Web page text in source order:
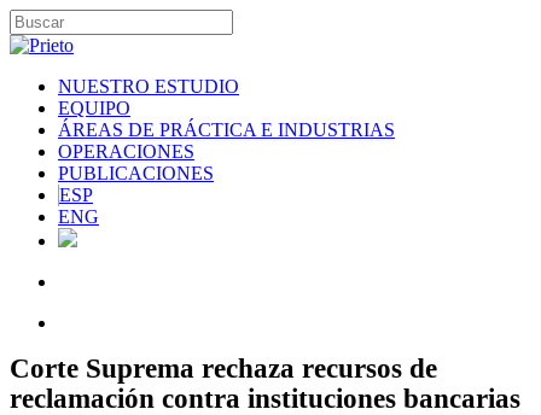
NUESTRO ESTUDIO
EQUIPO
ÁREAS DE PRÁCTICA E INDUSTRIAS
OPERACIONES
PUBLICACIONES
ESP
ENG
Corte Suprema rechaza recursos de
reclamación contra instituciones bancarias